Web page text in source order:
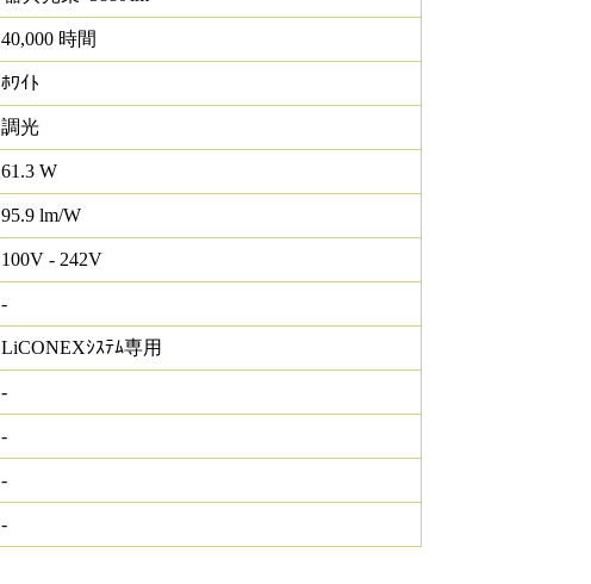
40,000 時間
ﾎﾜｲﾄ
調光
61.3 W
95.9 lm/W
100V - 242V
-
LiCONEXｼｽﾃﾑ専用
-
-
-
-